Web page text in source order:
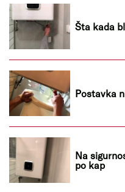
Šta kada
Postavka
Na
po kap